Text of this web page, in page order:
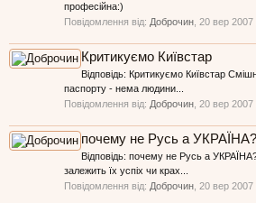
професійна:)
Повідомлення від: Доброчин 20 вер 2007
Критикуємо Київстар
Відповідь: Критикуємо Київстар
паспорту - нема людини...
Повідомлення від: Доброчин 20 вер 2007
почему не Русь а УКРАЇНА?
Відповідь: почему не Русь а
залежить їх успіх чи крах...
Повідомлення від: Доброчин 20 вер 2007